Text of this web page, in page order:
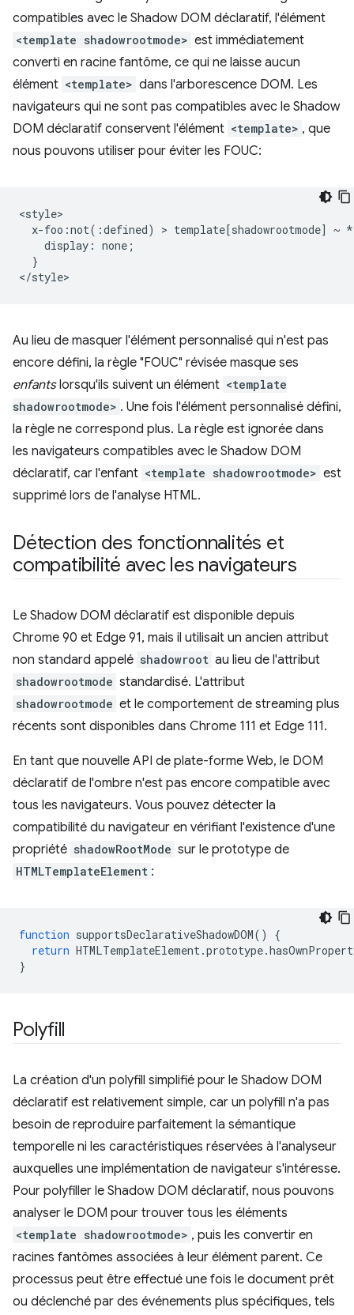
compatibles avec le Shadow DOM déclaratif, l'élément
<template shadowrootmode> est immédiatement
converti en racine fantôme, ce qui ne laisse aucun
élément <template> dans l'arborescence DOM. Les
navigateurs qui ne sont pas compatibles avec le Shadow
DOM déclaratif conservent l'élément <template> , que
nous pouvons utiliser pour éviter les FOUC:
<style>
x-foo:not(:defined) > template[shadowrootmode] ~
    display: none;
  }
Au lieu de masquer l'élément personnalisé qui n'est pas
encore défini, la règle "FOUC" révisée masque ses
enfantslorsqu'ils suivent un élément <template
shadowrootmode> . Une fois l'élément personnalisé défini,
la règle ne correspond plus. La règle est ignorée dans
les navigateurs compatibles avec le Shadow DOM
déclaratif, car l'enfant <template shadowrootmode> est
supprimé lors de l'analyse HTML.
Détection des fonctionnalités et
compatibilité avec les navigateurs
Le Shadow DOM déclaratif est disponible depuis
Chrome 90 et Edge 91, mais il utilisait un ancien attribut
non standard appelé shadowroot au lieu de l'attribut
shadowrootmode standardisé. L'attribut
shadowrootmode et le comportement de streaming plus
récents sont disponibles dans Chrome 111 et Edge 111.
En tant que nouvelle API de plate-forme Web, le DOM
déclaratif de l'ombre n'est pas encore compatible avec
tous les navigateurs. Vous pouvez détecter la
compatibilité du navigateur en vérifiant l'existence d'une
propriété shadowRootMode sur le prototype de
HTMLTemplateElement :
function supportsDeclarativeShadowDOM()
{
return HTMLTemplateElement.prototype.
}
Polyfill
La création d'un polyfill simplifié pour le Shadow DOM
déclaratif est relativement simple, car un polyfill n'a pas
besoin de reproduire parfaitement la sémantique
temporelle ni les caractéristiques réservées à l'analyseur
auxquelles une implémentation de navigateur s'intéresse.
Pour polyfiller le Shadow DOM déclaratif, nous pouvons
analyser le DOM pour trouver tous les éléments
<template shadowrootmode> , puis les convertir en
racines fantômes associées à leur élément parent. Ce
processus peut être effectué une fois le document prêt
ou déclenché par des événements plus spécifiques, tels